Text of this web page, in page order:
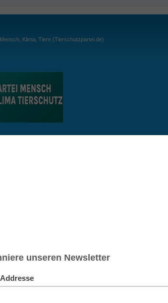
Klima, Tiere (Tierschutzpartei.de)
der Ball darf zu keiner Zeit den Boden berühren. Gespielt werden
ähnlich wie beim Squash, auch über die Wände gespielt werden darf.
Nabu)